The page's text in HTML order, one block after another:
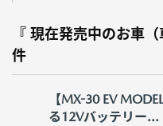
『 現在発売中のお車
件
【MX-30 EV
る12Vバッテリー...